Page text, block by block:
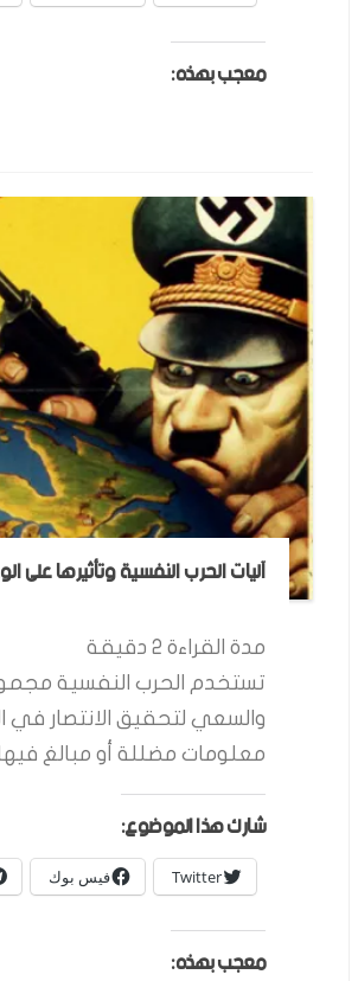
معجب بهذه:
آليات الحرب النفسية وتأثيرها على
مدة القراءة 2 دقيقة
تستخدم الحرب النفسية
والسعي لتحقيق الانتصار في
معلومات مضللة أو مبالغ
شارك هذا الموضوع:
Twitter فيس بوك
معجب بهذه: